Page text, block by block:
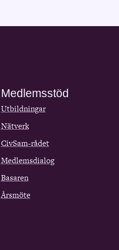
Medlemsstöd
Utbildningar
Nätverk
CivSam-rådet
Medlemsdialog
Basaren
Årsmöte